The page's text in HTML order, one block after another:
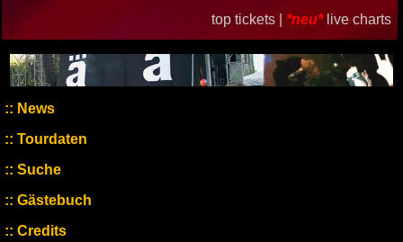
top tickets | *neu* live charts
News
Tourdaten
Suche
Gästebuch
Credits